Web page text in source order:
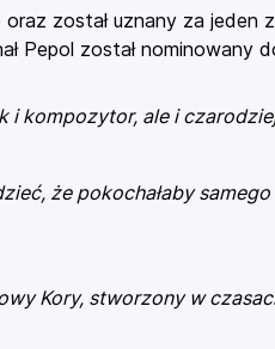
został uznany za jeden
Pepol został nominowany
i kompozytor, ale i
że pokochałaby
Kory, stworzony w